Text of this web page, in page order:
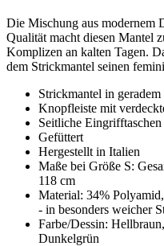
Die Mischung aus modernem
Qualität macht diesen Mantel
Komplizen an kalten Tagen.
dem Strickmantel seinen
Strickmantel in
Knopfleiste mit
Seitliche Eingrifftaschen
Gefüttert
Hergestellt in Italien
Maße bei Größe S:
118 cm
Material: 34%
- in besonders weicher
Farbe/Dessin:
Dunkelgrün